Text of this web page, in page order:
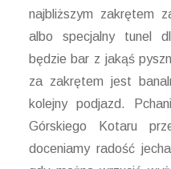
najbliższym zakrętem
albo specjalny tunel
będzie bar z jakąś
za zakrętem jest
kolejny podjazd.
Górskiego Kotaru
doceniamy radość